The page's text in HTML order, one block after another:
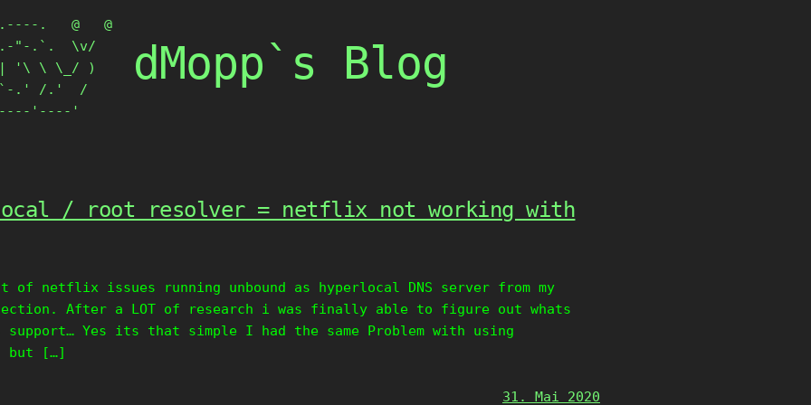
.   @   @
"-.`.  \v/
'\ \ \_/ )
.' /.'  /
'----'
dMopp`s Blog
/ root resolver = netflix not working with
netflix issues running unbound as hyperlocal DNS server from my
After a LOT of research i was finally able to figure out whats
support… Yes its that simple I had the same Problem with using
but […]
31. Mai 2020